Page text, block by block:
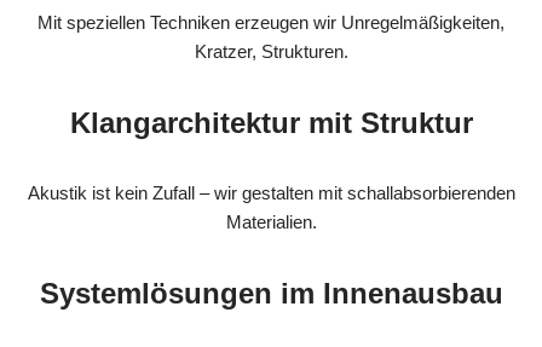
Mit speziellen Techniken erzeugen wir Unregelmäßigkeiten,
Kratzer, Strukturen.
Klangarchitektur mit Struktur
Akustik ist kein Zufall – wir gestalten mit schallabsorbierenden
Materialien.
Systemlösungen im Innenausbau